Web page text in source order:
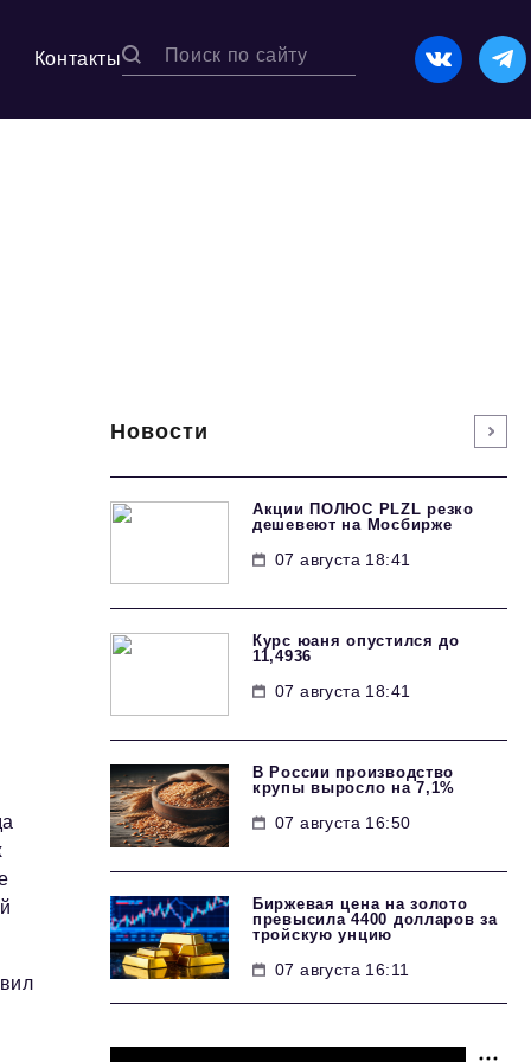
Контакты
Новости
Акции ПОЛЮС PLZL резко
дешевеют на Мосбирже
07 августа 18:41
Курс юаня опустился до
11,4936
07 августа 18:41
В России производство
крупы выросло на 7,1%
07 августа 16:50
Биржевая цена на золото
превысила 4400 долларов за
тройскую унцию
07 августа 16:11